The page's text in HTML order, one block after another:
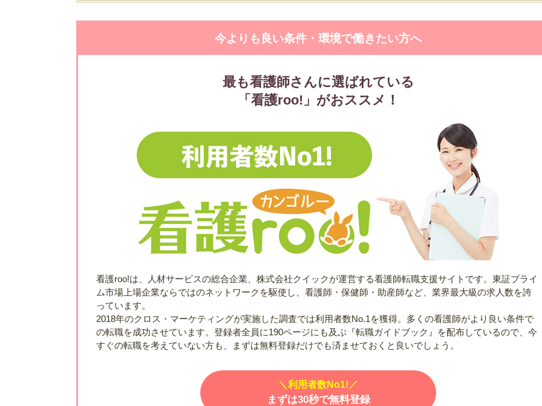
今よりも良い条件・環境で働きたい方へ
最も看護師さんに選ばれている
「看護roo!」がおススメ！
看護roo!は、人材サービスの総合企業、株式会社クイックが運営する看護師転職支援サイトです。東証プライ
ム市場上場企業ならではのネットワークを駆使し、看護師・保健師・助産師など、業界最大級の求人数を誇
っています。
2018年のクロス・マーケティングが実施した調査では利用者数No.1を獲得。多くの看護師がより良い条件で
の転職を成功させています。登録者全員に190ページにも及ぶ『転職ガイドブック』を配布しているので、今
すぐの転職を考えていない方も、まずは無料登録だけでも済ませておくと良いでしょう。
＼利用者数No1!／
まずは30秒で無料登録